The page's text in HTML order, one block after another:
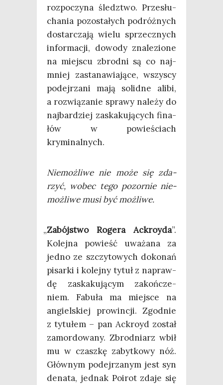
roz­po­czy­na śledz­two. Prze­słu­
cha­nia pozo­sta­łych podróż­nych
dostar­cza­ją wie­lu sprzecz­nych
infor­ma­cji, dowo­dy zna­le­zio­ne
na miej­scu zbrod­ni są co naj­
mniej zasta­na­wia­ją­ce, wszy­scy
podej­rza­ni mają solid­ne ali­bi,
a roz­wią­za­nie spra­wy nale­ży do
naj­bar­dziej zaska­ku­ją­cych fina­
łów w powie­ściach
kryminalnych.
Nie­moż­li­we nie może się zda­
rzyć, wobec tego pozor­nie nie­
moż­li­we musi być możliwe.
„Zabój­stwo Roge­ra Ackroy­da”.
Kolej­na powieść uwa­ża­na za
jed­no ze szczy­to­wych doko­nań
pisar­ki i kolej­ny tytuł z napraw­
dę zaska­ku­ją­cym zakoń­cze­
niem. Fabu­ła ma miej­sce na
angiel­skiej pro­win­cji. Zgod­nie
z tytu­łem – pan Ackroyd został
zamor­do­wa­ny. Zbrod­niarz wbił
mu w czasz­kę zabyt­ko­wy nóż.
Głów­nym podej­rza­nym jest syn
dena­ta, jed­nak Poirot zda­je się